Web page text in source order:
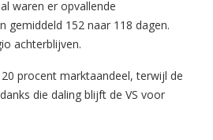
waren er opvallende
gemiddeld 152 naar 118 dagen.
achterblijven.
procent marktaandeel, terwijl de
die daling blijft de VS voor